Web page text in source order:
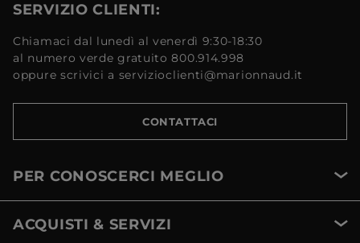
SERVIZIO CLIENTI:
Chiamaci dal lunedì al venerdì 9:30-18:30
al numero verde gratuito 800.914.998
oppure scrivici a servizioclienti@marionnaud.it
CONTATTACI
PER CONOSCERCI MEGLIO
ACQUISTI & SERVIZI